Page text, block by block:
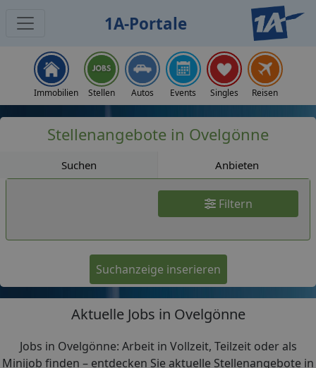
1A-Portale
Immobilien Stellen Autos Events Singles Reisen
Stellenangebote in Ovelgönne
Suchen Anbieten
Filtern
Suchanzeige inserieren
Aktuelle Jobs in Ovelgönne
Jobs in Ovelgönne: Arbeit in Vollzeit, Teilzeit oder als
Minijob finden – entdecken Sie aktuelle Stellenangebote in